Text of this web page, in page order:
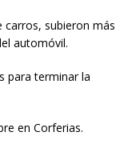
carros, subieron más
automóvil.
para terminar la
en Corferias.